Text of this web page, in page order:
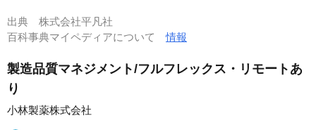
出典 株式会社平凡社
百科事典マイペディアについて情報
製造品質マネジメント/フルフレックス・リモートあ
り
小林製薬株式会社